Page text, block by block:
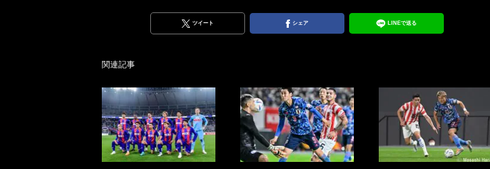
ツイート シェア LINEで送る
関連記事